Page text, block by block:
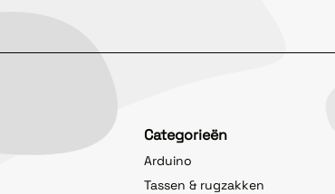
Categorieën
Arduino
Tassen & rugzakken